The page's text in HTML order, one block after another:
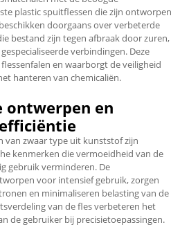
plastic spuitflessen die zijn ontworpen
doorgaans over verbeterde
bestand zijn tegen afbraak door zuren,
verbindingen. Deze
en waarborgt de veiligheid
hanteren van chemicaliën.
ontwerpen en
van zwaar type uit kunststof zijn
kenmerken die vermoeidheid van de
gebruik verminderen. De
voor intensief gebruik, zorgen
en minimaliseren belasting van de
van de fles verbeteren het
de gebruiker bij precisietoepassingen.